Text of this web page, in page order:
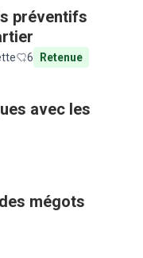
préventifs
6 Retenue
avec les
mégots